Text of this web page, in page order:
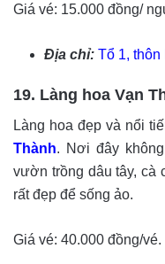
Giá vé: 15.000 đồng/
Địa chỉ: Tổ 1, thôn
19. Làng hoa Vạn
Làng hoa đẹp và nổi
Thành. Nơi đây
vườn trồng dâu tây,
rất đẹp để sống ảo.
Giá vé: 40.000 đồng/vé.